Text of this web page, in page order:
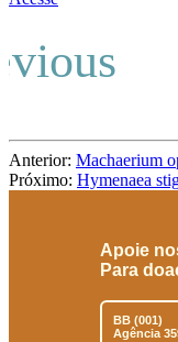
Anterior: Machaerium
Próximo: Hymenaea
Apoie
Para
BB (001)
Agência